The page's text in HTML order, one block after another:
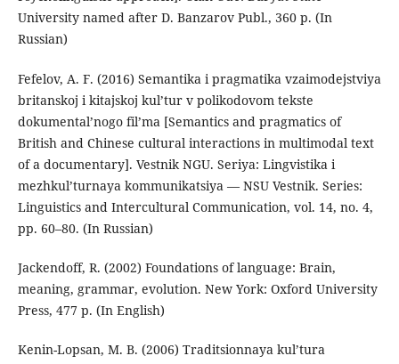
University named after D. Banzarov Publ., 360 p. (In
Russian)
Fefelov, A. F. (2016) Semantika i pragmatika vzaimodejstviya
britanskoj i kitajskoj kul’tur v polikodovom tekste
dokumental’nogo fil’ma [Semantics and pragmatics of
British and Chinese cultural interactions in multimodal text
of a documentary]. Vestnik NGU. Seriya: Lingvistika i
mezhkul’turnaya kommunikatsiya — NSU Vestnik. Series:
Linguistics and Intercultural Communication, vol. 14, no. 4,
pp. 60–80. (In Russian)
Jackendoff, R. (2002) Foundations of language: Brain,
meaning, grammar, evolution. New York: Oxford University
Press, 477 p. (In English)
Kenin-Lopsan, M. B. (2006) Traditsionnaya kul’tura